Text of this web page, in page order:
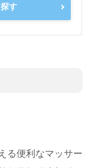
す
る便利なマッサー